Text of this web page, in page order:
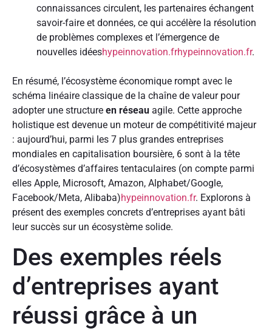
connaissances circulent, les partenaires échangent
savoir-faire et données, ce qui accélère la résolution
de problèmes complexes et l’émergence de
nouvelles idéeshypeinnovation.frhypeinnovation.fr.
En résumé, l’écosystème économique rompt avec le
schéma linéaire classique de la chaîne de valeur pour
adopter une structure en réseau agile. Cette approche
holistique est devenue un moteur de compétitivité majeur
: aujourd’hui, parmi les 7 plus grandes entreprises
mondiales en capitalisation boursière, 6 sont à la tête
d’écosystèmes d’affaires tentaculaires (on compte parmi
elles Apple, Microsoft, Amazon, Alphabet/Google,
Facebook/Meta, Alibaba)hypeinnovation.fr. Explorons à
présent des exemples concrets d’entreprises ayant bâti
leur succès sur un écosystème solide.
Des exemples réels
d’entreprises ayant
réussi grâce à un